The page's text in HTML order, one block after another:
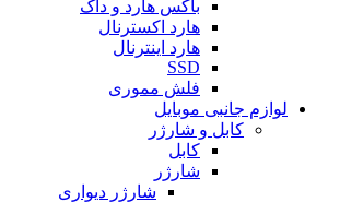
باکس هارد و داک
هارد اکسترنال
هارد اینترنال
SSD
فلش مموری
لوازم جانبی موبایل
کابل و شارژر
کابل
شارژر
شارژر دیواری